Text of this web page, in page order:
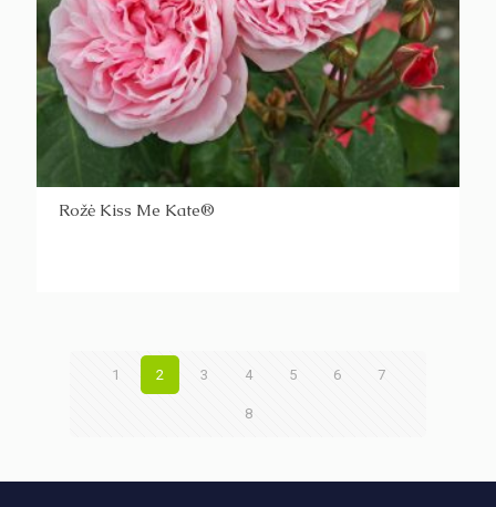
Rožė Kiss Me Kate®
1 2 3 4 5 6 7
8